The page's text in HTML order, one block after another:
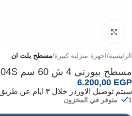
الرئيسية اجهزة منزلية كبيرة مسطح بلت ان
مسطح بيورتى 4 ش 60 سم HPT604S
6.200,00 EGP
سيتم توصيل الاوردر خلال ٣ ايام عن طريق شركة الشحن الخاصة بنا
1 متوفر في المخزون